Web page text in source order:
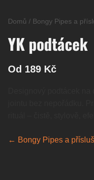
Domů / Bongy Pipes a
YK podtácek
Od 189 Kč
← Bongy Pipes a